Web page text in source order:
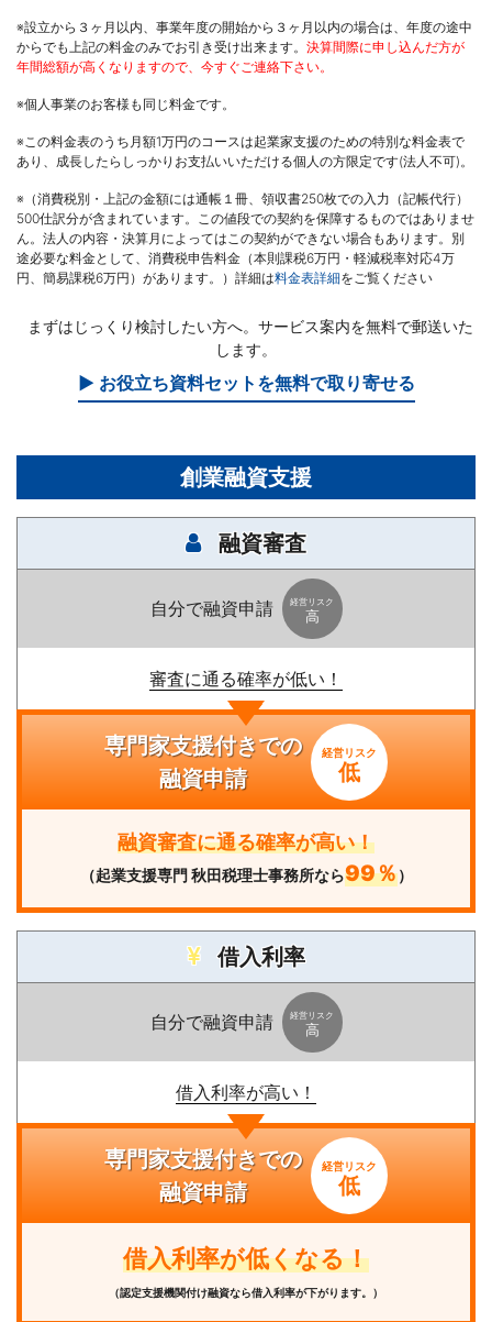
※設立から３ヶ月以内、事業年度の開始から３ヶ月以内の場合は、年度の途中
からでも上記の料金のみでお引き受け出来ます。 決算間際に申し込んだ方が
年間総額が高くなりますので、今すぐご連絡下さい。
※個人事業のお客様も同じ料金です。
※この料金表のうち月額1万円のコースは起業家支援のための特別な料金表で
あり、成長したらしっかりお支払いいただける個人の方限定です(法人不可)。
※（消費税別・上記の金額には通帳１冊、領収書250枚での入力（記帳代行）
500仕訳分が含まれています。この値段での契約を保障するものではありませ
ん。法人の内容・決算月によってはこの契約ができない場合もあります。別
途必要な料金として、消費税申告料金（本則課税6万円・軽減税率対応4万
円、簡易課税6万円）があります。）詳細は料金表詳細をご覧ください
まずはじっくり検討したい方へ。サービス案内を無料で郵送いた
します。
▶ お役立ち資料セットを無料で取り寄せる
創業融資支援
融資審査
自分で融資申請 経営リスク
高
審査に通る確率が低い！
専門家支援付きでの
融資申請
経営リスク
低
融資審査に通る確率が高い！
（起業支援専門 秋田税理士事務所なら99％）
借入利率
自分で融資申請 経営リスク
高
借入利率が高い！
専門家支援付きでの
融資申請
経営リスク
低
借入利率が低くなる！
（認定支援機関付け融資なら借入利率が下がります。）